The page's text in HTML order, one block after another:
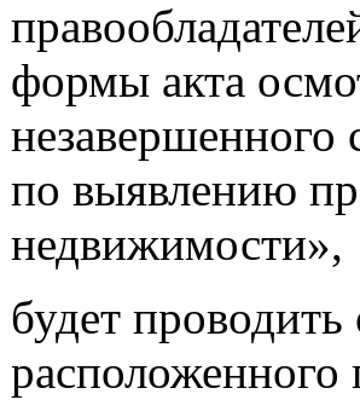
формы акта
незавершенного
по выявлению
недвижимости»,
будет
расположенного